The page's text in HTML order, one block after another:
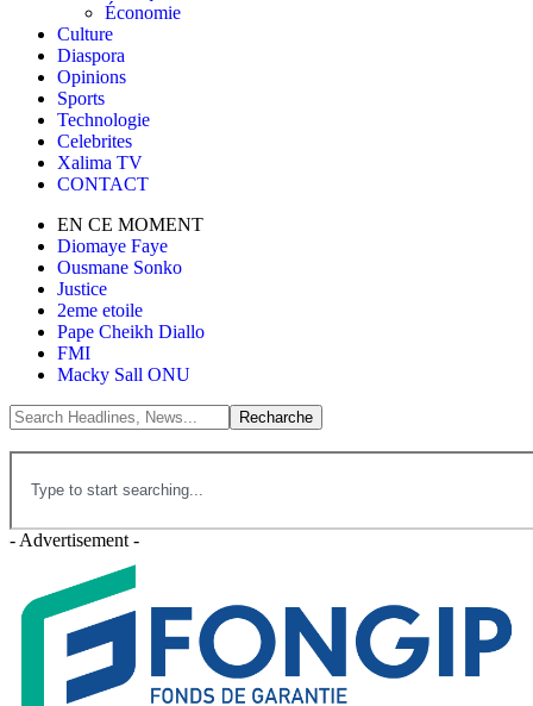
Économie
Culture
Diaspora
Opinions
Sports
Technologie
Celebrites
Xalima TV
CONTACT
EN CE MOMENT
Diomaye Faye
Ousmane Sonko
Justice
2eme etoile
Pape Cheikh Diallo
FMI
Macky Sall ONU
- Advertisement -